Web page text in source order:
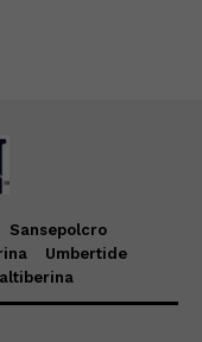
Sansepolcro
Umbertide